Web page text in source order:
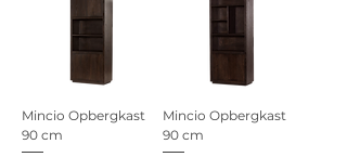
Mincio Opbergkast
90 cm
Mincio Opbergkast
90 cm